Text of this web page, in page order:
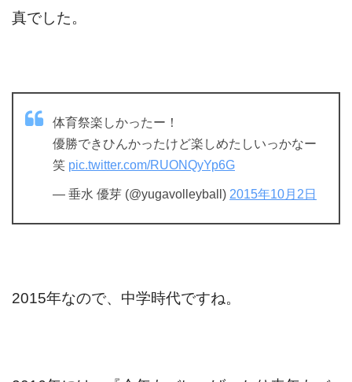
真でした。
体育祭楽しかったー！
優勝できひんかったけど楽しめたしいっかなー
笑 pic.twitter.com/RUONQyYp6G
— 垂水 優芽 (@yugavolleyball) 2015年10月2日
2015年なので、中学時代ですね。